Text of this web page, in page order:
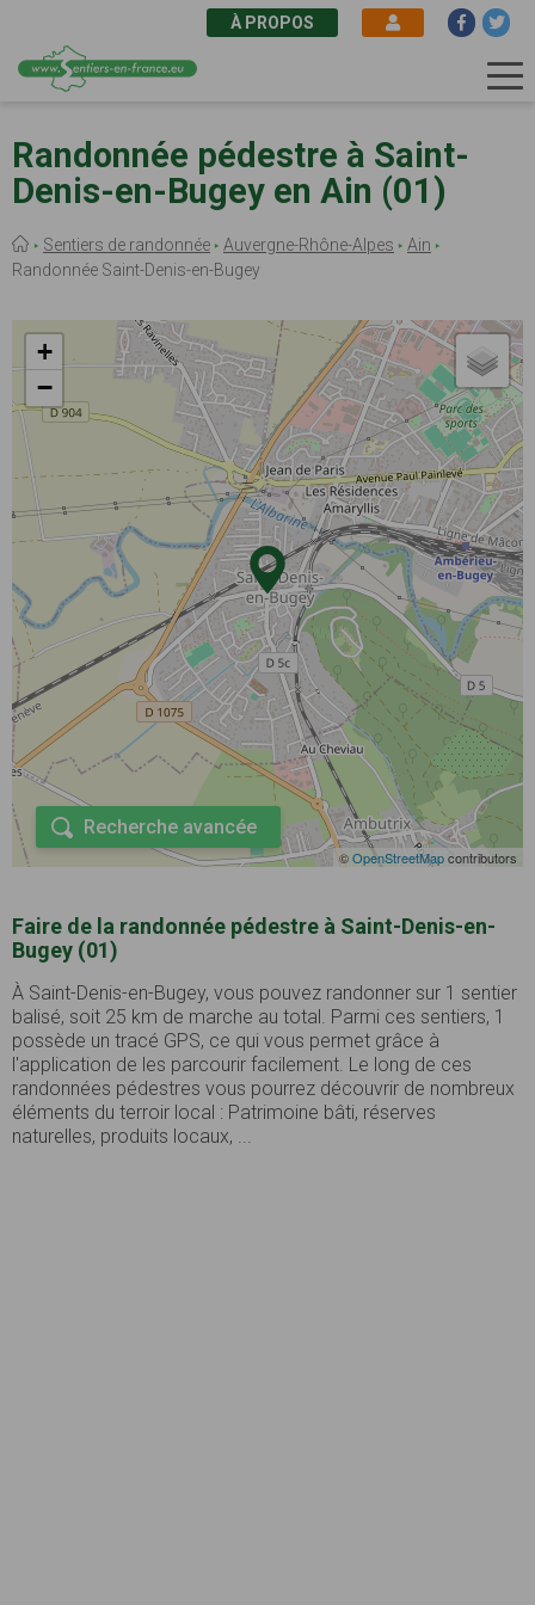
au
contenu
principal
À PROPOS
Randonnée pédestre à Saint-
Denis-en-Bugey en Ain (01)
Fil
d'Ariane
Sentiers de randonnée Auvergne-Rhône-Alpes
Ain
Randonnée Saint-Denis-en-Bugey
+
−
©OpenStreetMapcontributors
Recherche avancée
Faire de la randonnée pédestre à Saint-Denis-en-
Bugey (01)
À Saint-Denis-en-Bugey, vous pouvez randonner sur 1 sentier
balisé, soit 25 km de marche au total. Parmi ces sentiers, 1
possède un tracé GPS, ce qui vous permet grâce à
l'application de les parcourir facilement. Le long de ces
randonnées pédestres vous pourrez découvrir de nombreux
éléments du terroir local : Patrimoine bâti, réserves
naturelles, produits locaux, ...